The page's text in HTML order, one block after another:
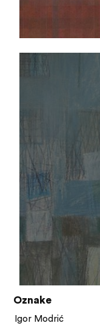
Oznake
Igor Modrić